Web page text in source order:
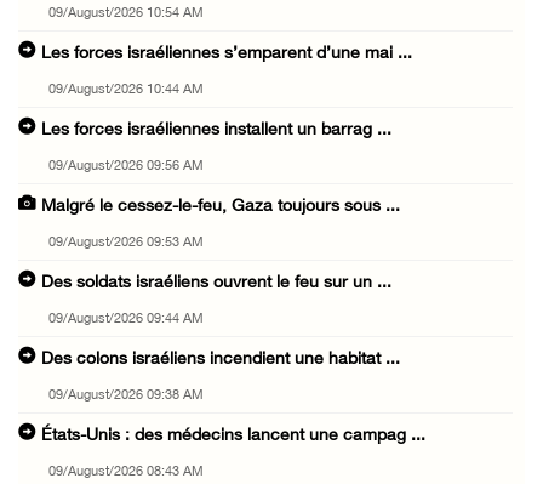
09/August/2026 10:54 AM
Les forces israéliennes s’emparent d’une mai ...
09/August/2026 10:44 AM
Les forces israéliennes installent un barrag ...
09/August/2026 09:56 AM
Malgré le cessez-le-feu, Gaza toujours sous ...
09/August/2026 09:53 AM
Des soldats israéliens ouvrent le feu sur un ...
09/August/2026 09:44 AM
Des colons israéliens incendient une habitat ...
09/August/2026 09:38 AM
États-Unis : des médecins lancent une campag ...
09/August/2026 08:43 AM